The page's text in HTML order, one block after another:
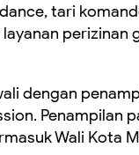
tari
perizinan
dengan
Penampilan
Wali Kota